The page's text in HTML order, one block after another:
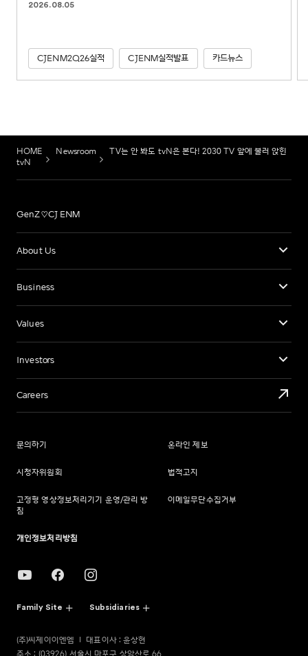
2026.08.05
CJENM2Q26실적 CJENM실적발표 카드뉴스
HOME Newsroom
TV는 안 봐도 tvN은 본다! 2030 TV 앞에 불러 앉힌
tvN
GenZ♡CJ ENM
About Us
Business
Values
Investors
Careers
문의하기 온라인 제보
시청자위원회 법적고지
고정형 영상정보처리기기 운영/관리 방
침
이메일무단수집거부
개인정보처리방침
Family Site Subsidiaries
(주)씨제이이엔엠
대표이사 : 윤상현